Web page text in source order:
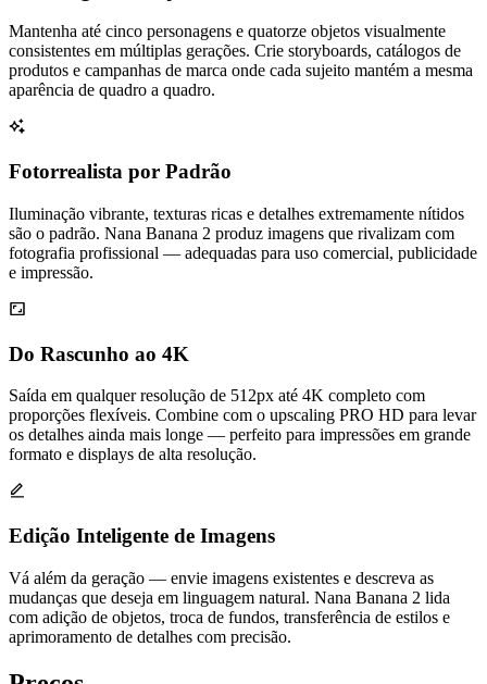
Mantenha até cinco personagens e quatorze objetos visualmente
consistentes em múltiplas gerações. Crie storyboards, catálogos de
produtos e campanhas de marca onde cada sujeito mantém a mesma
aparência de quadro a quadro.
Fotorrealista por Padrão
Iluminação vibrante, texturas ricas e detalhes extremamente nítidos
são o padrão. Nana Banana 2 produz imagens que rivalizam com
fotografia profissional — adequadas para uso comercial, publicidade
e impressão.
Do Rascunho ao 4K
Saída em qualquer resolução de 512px até 4K completo com
proporções flexíveis. Combine com o upscaling PRO HD para levar
os detalhes ainda mais longe — perfeito para impressões em grande
formato e displays de alta resolução.
Edição Inteligente de Imagens
Vá além da geração — envie imagens existentes e descreva as
mudanças que deseja em linguagem natural. Nana Banana 2 lida
com adição de objetos, troca de fundos, transferência de estilos e
aprimoramento de detalhes com precisão.